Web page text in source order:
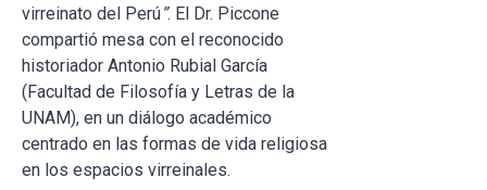
virreinato del Perú”. El Dr. Piccone
compartió mesa con el reconocido
historiador Antonio Rubial García
(Facultad de Filosofía y Letras de la
UNAM), en un diálogo académico
centrado en las formas de vida religiosa
en los espacios virreinales.